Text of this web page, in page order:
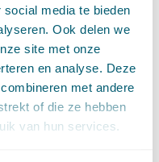
media te bieden
Ook delen we
site met onze
en analyse. Deze
met andere
of die ze hebben
van hun services.